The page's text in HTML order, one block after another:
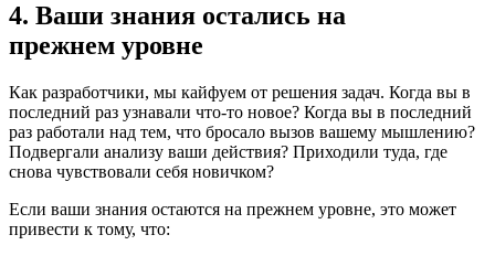
4. Ваши знания остались на
прежнем уровне
Как разработчики, мы кайфуем от решения задач. Когда вы в
последний раз узнавали что-то новое? Когда вы в последний
раз работали над тем, что бросало вызов вашему мышлению?
Подвергали анализу ваши действия? Приходили туда, где
снова чувствовали себя новичком?
Если ваши знания остаются на прежнем уровне, это может
привести к тому, что: